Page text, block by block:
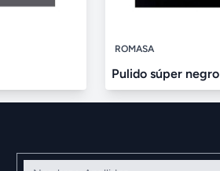
ROMASA
Pulido súper negro
Nombre y Apellidos